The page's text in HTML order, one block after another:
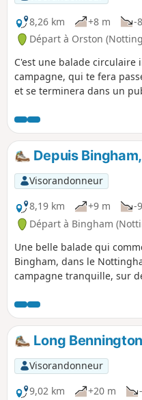
8,26 km
+8 m -
Départ à Orston
C'est une balade circulaire
campagne, qui te fera
et se terminera dans un
Depuis
Visorandonneur
8,19 km
+9 m -
Départ à Bingham
Une belle balade qui
Bingham, dans le
campagne tranquille, sur
mérité dans un pub qui
retourner à Bingham.
Long
Visorandonneur
9,02 km
+20 m